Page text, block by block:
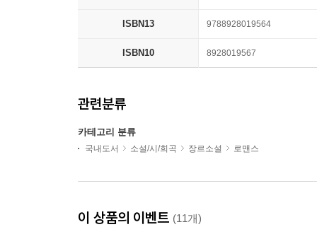
ISBN13 9788928019564
ISBN10 8928019567
관련분류
카테고리 분류
국내도서 소설/시/희곡 장르소설 로맨스
이 상품의 이벤트 (11개)